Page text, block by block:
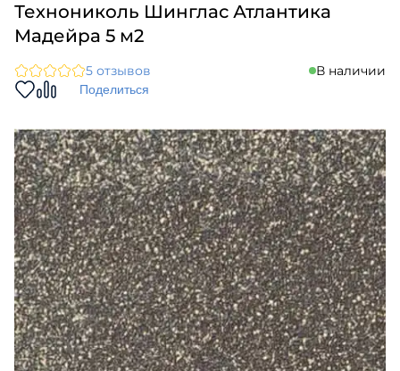
Технониколь Шинглас Атлантика
Мадейра 5 м2
5 отзывов В наличии
Поделиться